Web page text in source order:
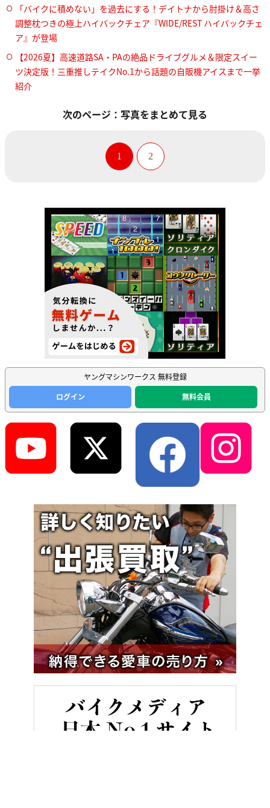
「バイクに積めない」を過去にする！デイトナから肘掛け＆高さ
調整枕つきの極上ハイバックチェア『WIDE/REST ハイバックチェ
ア』が登場
【2026夏】高速道路SA・PAの絶品ドライブグルメ＆限定スイー
ツ決定版！三重推しテイクNo.1から話題の自販機アイスまで一挙
紹介
次のページ：写真をまとめて見る
1 2
ヤングマシンワークス 無料登録
ログイン
無料会員